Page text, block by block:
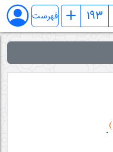
فهرست
.